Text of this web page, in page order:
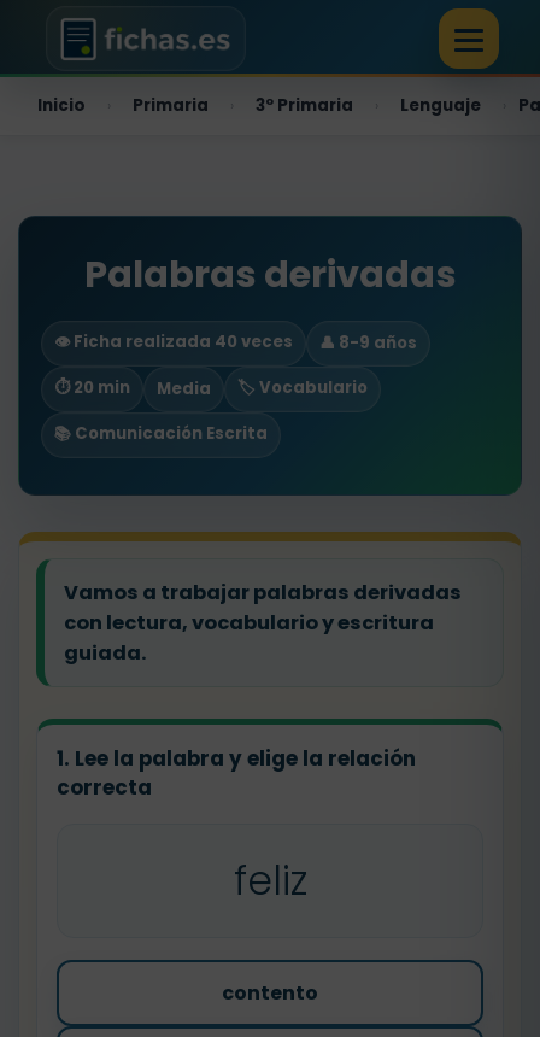
Inicio Primaria 3º Primaria Lenguaje
Palabras derivadas
👁️ Ficha realizada 40 veces
👤 8-9 años
⏱ 20 min
Media
🏷️ Vocabulario
📚 Comunicación Escrita
Vamos a trabajar palabras derivadas
con lectura, vocabulario y escritura
guiada.
1. Lee la palabra y elige la relación
correcta
feliz
contento